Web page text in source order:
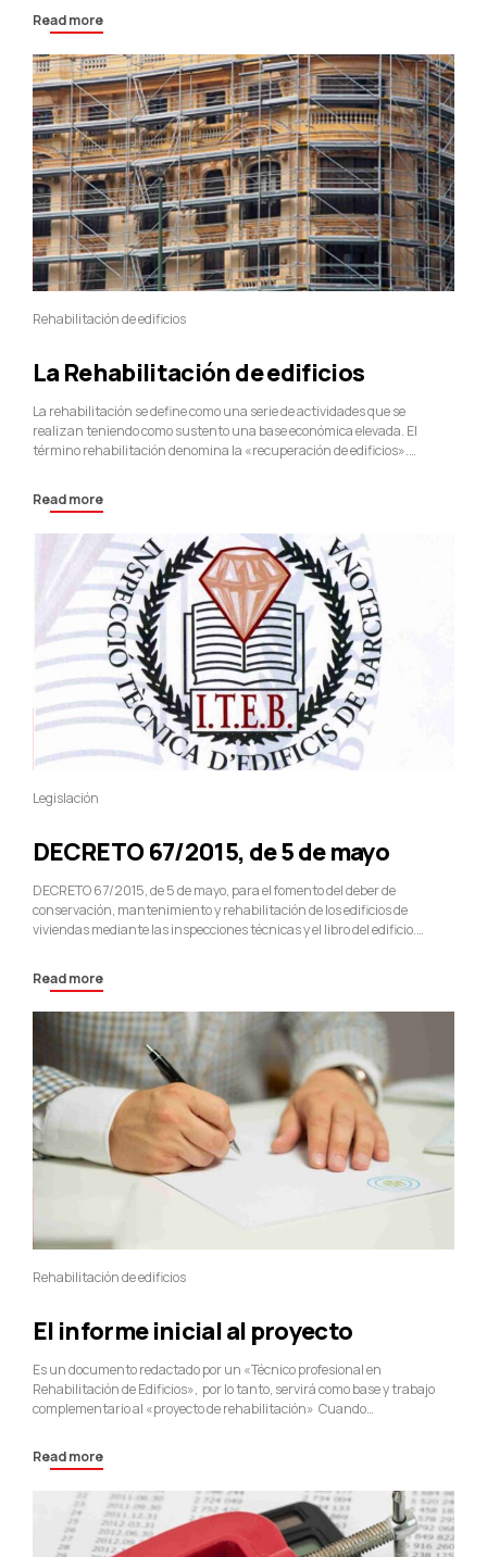
elementos constructivos, deben de ser detectadas y tratadas en el
comienzo de su...
Read more
Rehabilitación de edificios
La Rehabilitación de edificios
La rehabilitación se define como una serie de actividades que se
realizan teniendo como sustento una base económica elevada. El
término rehabilitación denomina la «recuperación de edificios».
utilizar en la rehabilitación dependerá de los objetivos finales del
edificio 3.1 Recuperar: Se considera tal acción...
Read more
Legislación
DECRETO 67/2015, de 5 de mayo
DECRETO 67/2015, de 5 de mayo, para el fomento del deber de
conservación, mantenimiento y rehabilitación de los edificios de
viviendas mediante las inspecciones técnicas y el libro del edificio.
materia de vivienda. En...
Read more
Rehabilitación de edificios
El informe inicial al proyecto
Es un documento redactado por un «Técnico profesional en
Rehabilitación de Edificios», por lo tanto, servirá como base y trabajo
complementario al «proyecto de rehabilitación» Cuando
rehabilitación de la fachada o el edificio, se recomienda dar el primer
paso con la contratación de un «Técnico Profesional». ITE Barcelona,
considera que una actuación diferente,...
Read more